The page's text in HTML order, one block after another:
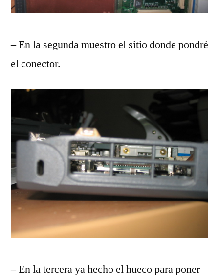
– En la segunda muestro el sitio donde pondré
el conector.
– En la tercera ya hecho el hueco para poner